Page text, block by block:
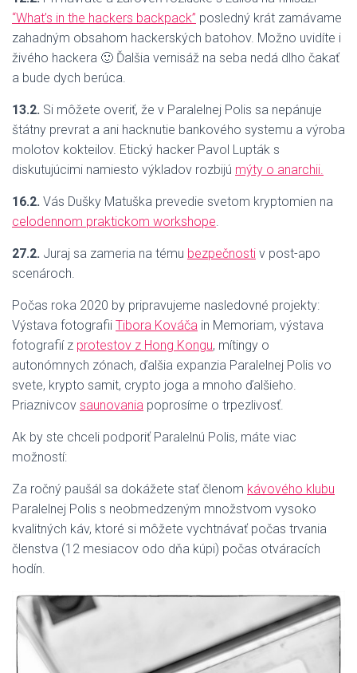
“What’s in the hackers backpack” posledný krát zamávame
zahadným obsahom hackerských batohov. Možno uvidíte i
živého hackera 🙂 Ďalšia vernisáž na seba nedá dlho čakať
a bude dych berúca.
13.2. Si môžete overiť, že v Paralelnej Polis sa nepánuje
štátny prevrat a ani hacknutie bankového systemu a výroba
molotov kokteilov. Etický hacker Pavol Lupták s
diskutujúcimi namiesto výkladov rozbijú mýty o anarchii.
16.2. Vás Dušky Matuška prevedie svetom kryptomien na
celodennom praktickom workshope.
27.2. Juraj sa zameria na tému bezpečnosti v post-apo
scenároch.
Počas roka 2020 by pripravujeme nasledovné projekty:
Výstava fotografii Tibora Kováča in Memoriam, výstava
fotografií z protestov z Hong Kongu, mítingy o
autonómnych zónach, ďalšia expanzia Paralelnej Polis vo
svete, krypto samit, crypto joga a mnoho ďalšieho.
Priaznivcov saunovania poprosíme o trpezlivosť.
Ak by ste chceli podporiť Paralelnú Polis, máte viac
možností:
Za ročný paušál sa dokážete stať členom kávového klubu
Paralelnej Polis s neobmedzeným množstvom vysoko
kvalitných káv, ktoré si môžete vychtnávať počas trvania
členstva (12 mesiacov odo dňa kúpi) počas otváracích
hodín.